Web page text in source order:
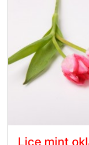
Lice mint